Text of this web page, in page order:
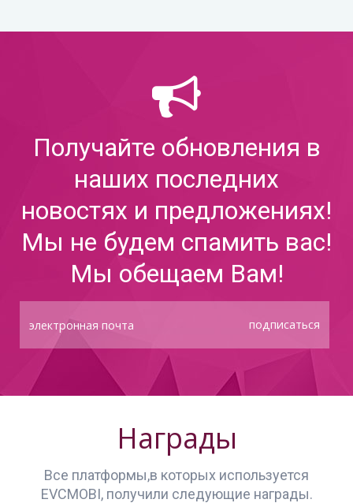
Получайте обновления в
наших последних
новостях и предложениях!
Мы не будем спамить вас!
Мы обещаем Вам!
подписаться
Награды
Все платформы,в которых используется
EVCMOBI, получили следующие награды.